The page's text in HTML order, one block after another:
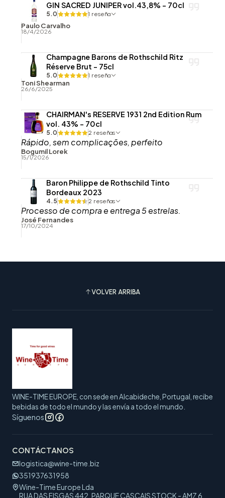
GIN SACRED JUNIPER vol.43,8% - 70cl
5.0 1 reseña
Paulo Carvalho
18/4/2026
Champagne Barons de Rothschild Ritz
Réserve Brut - 75cl
5.0 1 reseña
Toni Shearman
26/6/2025
CHAIRMAN's RESERVE 1931 2nd Edition Rum
vol. 43% - 70cl
5.0 2 reseñas
Rápido, sem complicações, perfeito
Bogumil Lorek
15/1/2026
Baron Philippe de Rothschild Tinto
Bordeaux 2023
4.5 2 reseñas
Processo de compra e entrega 5 estrelas.
José Fernandes
17/10/2024
VOLVER ARRIBA
WINE-TIME EUROPE, con sede en Alcabideche, Portugal, recibe
bebidas de todo el mundo y las envía a todo el mundo.
Síguenos
CONTÁCTANOS
logistica@wine-time.biz
351937631958
Wine-Time Europe Lda
RUA DAS FISGAS 442, PARQUE CASCAIS STOCK - AMZ 6